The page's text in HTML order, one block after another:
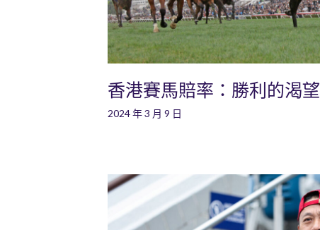
香港賽馬賠率：勝利的渴望
2024 年 3 月 9 日